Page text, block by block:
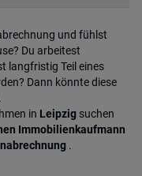
und fühlst
Du arbeitest
langfristig Teil eines
Dann könnte diese
in Leipzig suchen
Immobilienkaufmann
.